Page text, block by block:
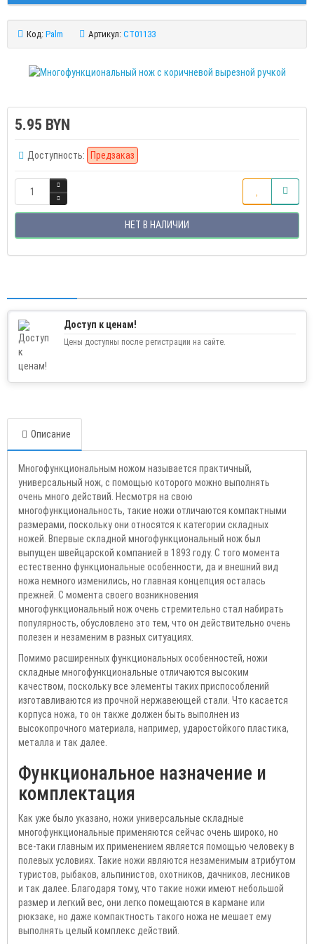
Код: Palm Артикул: CT01133
5.95 BYN
Доступность: Предзаказ
НЕТ В НАЛИЧИИ
Доступ к ценам!
Цены доступны после регистрации на сайте.
Описание
Многофункциональным ножом называется практичный,
универсальный нож, с помощью которого можно выполнять
очень много действий. Несмотря на свою
многофункциональность, такие ножи отличаются компактными
размерами, поскольку они относятся к категории складных
ножей. Впервые складной многофункциональный нож был
выпущен швейцарской компанией в 1893 году. С того момента
естественно функциональные особенности, да и внешний вид
ножа немного изменились, но главная концепция осталась
прежней. С момента своего возникновения
многофункциональный нож очень стремительно стал набирать
популярность, обусловлено это тем, что он действительно очень
полезен и незаменим в разных ситуациях.
Помимо расширенных функциональных особенностей, ножи
складные многофункциональные отличаются высоким
качеством, поскольку все элементы таких приспособлений
изготавливаются из прочной нержавеющей стали. Что касается
корпуса ножа, то он также должен быть выполнен из
высокопрочного материала, например, ударостойкого пластика,
металла и так далее.
Функциональное назначение и
комплектация
Как уже было указано, ножи универсальные складные
многофункциональные применяются сейчас очень широко, но
все-таки главным их применением является помощью человеку в
полевых условиях. Такие ножи являются незаменимым атрибутом
туристов, рыбаков, альпинистов, охотников, дачников, лесников
и так далее. Благодаря тому, что такие ножи имеют небольшой
размер и легкий вес, они легко помещаются в кармане или
рюкзаке, но даже компактность такого ножа не мешает ему
выполнять целый комплекс действий.